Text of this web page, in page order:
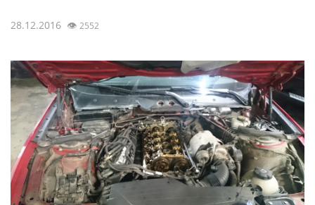
28.12.2016 👁 2552